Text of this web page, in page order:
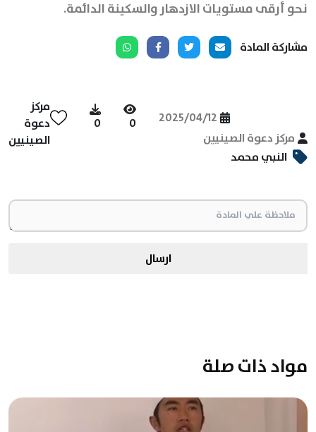
نحو أرقى مستويات الازدهار والسكينة الدائمة.
مشاركة المادة
مركز دعوة الصينيين
2025/04/12
0
0
مركز
دعوة
الصينيين
النبي محمد
ارسال
مواد ذات صلة